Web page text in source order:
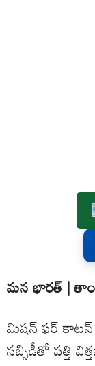
మన భారత్ |
మిషన్ ఫర్ కాటన్
సబ్సిడీతో పత్తి